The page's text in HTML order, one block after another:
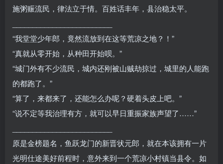
施粥赈流民，律法立于情。百姓话丰年，县治稳太平。
“我堂堂少年郎，竟然流放到在这等荒凉之地？！”
“真就从零开始，从种田开始呗。”
“城门外有不少流民，城内还刚被山贼劫掠过，城里的人能跑
的都跑了。”
“算了，来都来了，还能怎么办呢？硬着头皮上吧。”
“说不定等我治理有方，就可以早日重振家族声望了……”
原是金榜题名，鱼跃龙门的新晋状元郎，就在本该拥有一片
光明仕途美好前程时，意外来到一个荒凉小村镇当县令。如